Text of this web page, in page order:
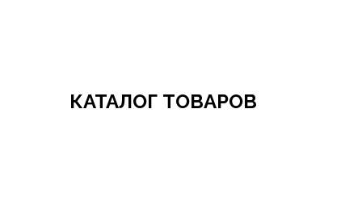
КАТАЛОГ ТОВАРОВ